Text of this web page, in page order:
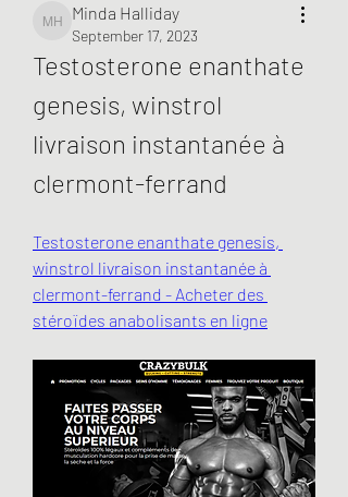
Minda Halliday
Minda Halliday
September 17, 2023
Testosterone enanthate
genesis, winstrol
livraison instantanée à
clermont-ferrand
Testosterone enanthate genesis,
winstrol livraison instantanée à
clermont-ferrand - Acheter des
stéroïdes anabolisants en ligne